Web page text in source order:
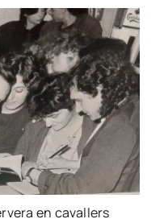
en cava­llers